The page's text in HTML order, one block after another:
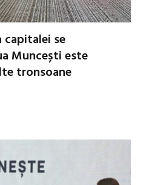
se
Muncești este
tronsoane